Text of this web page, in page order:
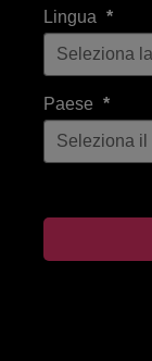
Lingua
Paese